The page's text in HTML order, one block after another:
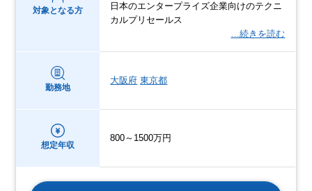
対象となる方
日本のエンタープライズ企業向けのテクニ
カルプリセールス
…続きを読む
勤務地
大阪府 東京都
想定年収
800～1500万円